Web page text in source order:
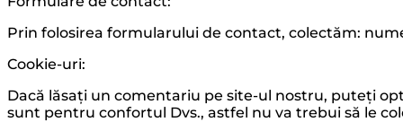
Prin folosirea formularului de contact, colectăm:
Cookie-uri:
Dacă lăsați un comentariu pe site-ul nostru, puteți
sunt pentru confortul Dvs., astfel nu va trebui să le